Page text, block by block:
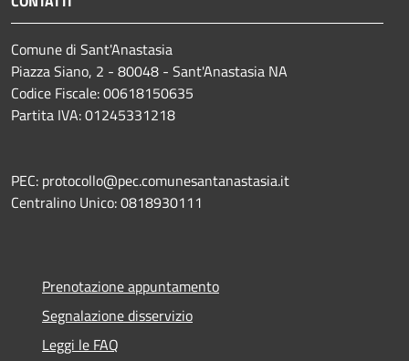
Comune di Sant'Anastasia
Piazza Siano, 2 - 80048 - Sant'Anastasia NA
Codice Fiscale: 00618150635
Partita IVA: 01245331218
PEC: protocollo@pec.comunesantanastasia.it
Centralino Unico: 0818930111
Prenotazione appuntamento
Segnalazione disservizio
Leggi le FAQ